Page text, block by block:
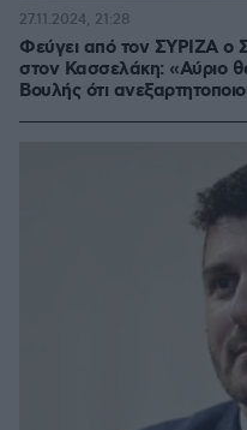
Φεύγει από τον ΣΥΡΙΖΑ ο
στον Κασσελάκη: «Αύριο
Βουλής ότι
27.11.2024, 21:28